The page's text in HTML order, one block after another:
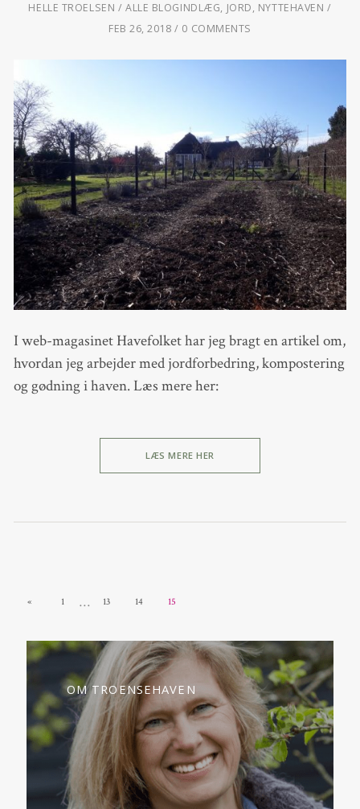
HELLE TROELSEN ALLE BLOGINDLÆG, JORD, NYTTEHAVEN
FEB 26, 2018
0 COMMENTS
I web-magasinet Havefolket har jeg bragt en artikel om,
hvordan jeg arbejder med jordforbedring, kompostering
og gødning i haven. Læs mere her:
LÆS MERE HER
« 1 … 13 14 15
OM TROENSEHAVEN